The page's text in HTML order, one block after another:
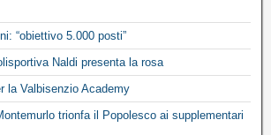
“obiettivo 5.000 posti”
Naldi presenta la rosa
la Valbisenzio Academy
trionfa il Popolesco ai supplementari